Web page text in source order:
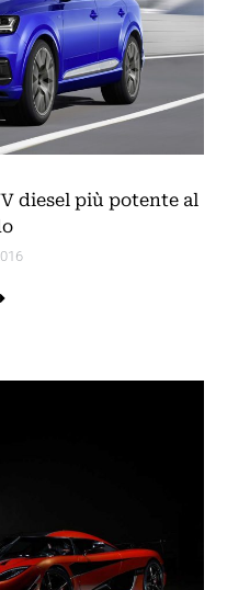
diesel più potente al